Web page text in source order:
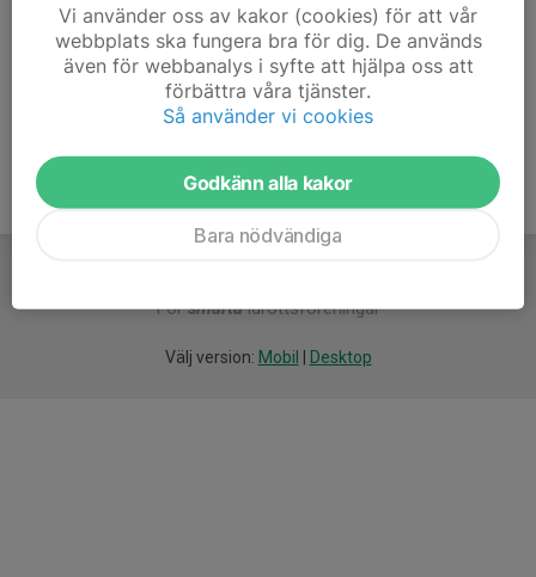
Titel
Tränare
Ålder
47 år
Försmartaidrottsföreningar
Välj version: Mobil Desktop
Vi använder oss av kakor (cookies) för att vår
webbplats ska fungera bra för dig. De används
även för webbanalys i syfte att hjälpa oss att
förbättra våra tjänster.
Så använder vi cookies
Godkänn alla kakor
Bara nödvändiga